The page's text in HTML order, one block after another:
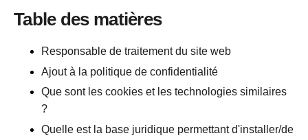
Table des matières
Responsable de traitement du site web
Ajout à la politique de confidentialité
Que sont les cookies et les technologies similaires
?
Quelle est la base juridique permettant d'installer/de